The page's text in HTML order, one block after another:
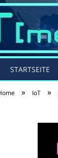
STARTSEITE
» IoT »